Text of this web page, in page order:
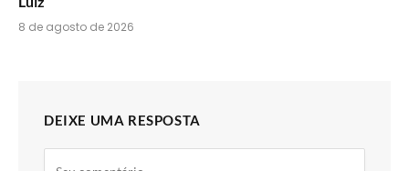
8 de agosto de 2026
DEIXE UMA RESPOSTA